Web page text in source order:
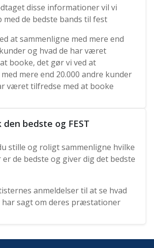
disse informationer vil vi
med de bedste bands til fest
at sammenligne med mere end
og hvad de har været
booke, det gør vi ved at
mere end 20.000 andre kunder
været tilfredse med at booke
den bedste og FEST
stille og roligt sammenligne hvilke
de bedste og giver dig det bedste
anmeldelser til at se hvad
har sagt om deres præstationer